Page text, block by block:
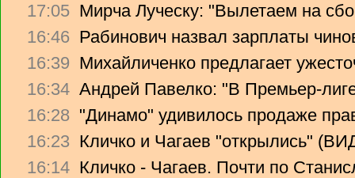
17:05 Мирча Луческу: "Вылетаем на
16:46 Рабинович назвал зарплаты
16:39 Михайличенко предлагает
16:34 Андрей Павелко: "В Премьер-
16:28 "Динамо" удивилось продаже
16:23 Кличко и Чагаев "открылись"
16:14 Кличко - Чагаев. Почти по